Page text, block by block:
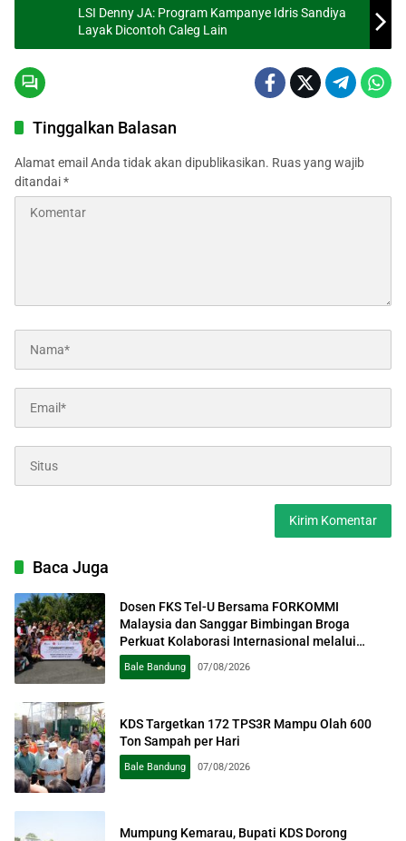
LSI Denny JA: Program Kampanye Idris Sandiya
Layak Dicontoh Caleg Lain
Tinggalkan Balasan
Alamat email Anda tidak akan dipublikasikan. Ruas yang wajib
ditandai*
Baca Juga
Dosen FKS Tel-U Bersama FORKOMMI
Malaysia dan Sanggar Bimbingan Broga
Perkuat Kolaborasi Internasional melalui
Pengabdian kepada Masyarakat
Bale Bandung 07/08/2026
KDS Targetkan 172 TPS3R Mampu Olah 600
Ton Sampah per Hari
Bale Bandung 07/08/2026
Mumpung Kemarau, Bupati KDS Dorong